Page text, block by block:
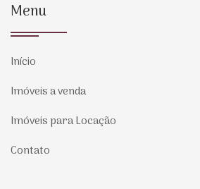
Menu
Início
Imóveis a venda
Imóveis para Locação
Contato